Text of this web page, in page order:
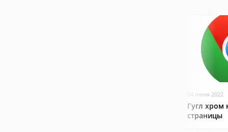
04 июня 2022
Гугл хром
страницы